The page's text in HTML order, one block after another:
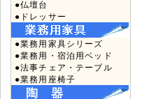
●仏壇台
●ドレッサー
●業務用家具シリーズ
●業務用・宿泊用ベッド
●法事チェア・テーブル
●業務用座椅子